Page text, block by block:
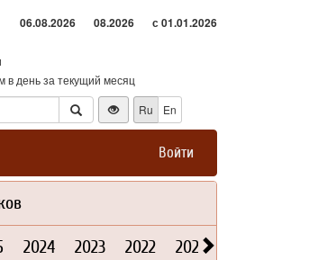
06.08.2026 08.2026 с 01.01.2026
в день за текущий месяц
Ru
En
Войти
2024 2023 2022 2021